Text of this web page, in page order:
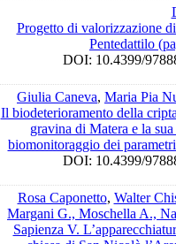
Progetto di valorizzazione
Pentedattilo
DOI: 10.4399/
Giulia Caneva, Maria Pia
Il biodeterioramento della
gravina di Matera e la
biomonitoraggio dei
DOI: 10.4399/
Rosa Caponetto, Walter
Margani G., Moschella A.,
Sapienza V.